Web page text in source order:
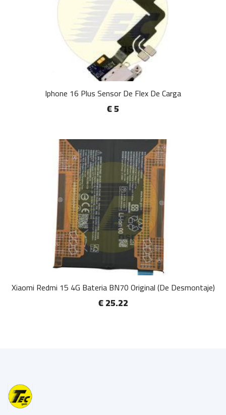
Iphone 16 Plus Sensor De Flex De Carga
€ 5
Xiaomi Redmi 15 4G Bateria BN70 Original (De Desmontaje)
€ 25.22